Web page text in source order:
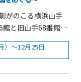
駅からすぐ、横浜
向けの商店が並
化をいち早く取り
横浜元町発祥のフ
や家具、ジュエリ
がのこる横浜山手
と旧山手68番館で
マス装飾と文化を紹
、その国のクリス
験できるほか、山
）～12月25日